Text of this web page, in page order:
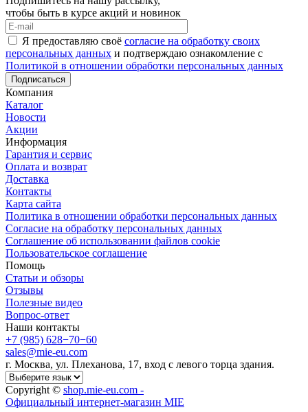
чтобы быть в курсе акций и новинок
Я предоставляю своё согласие на обработку своих
персональных данных и подтверждаю ознакомление с
Политикой в отношении обработки персональных данных
Подписаться
Компания
Каталог
Новости
Акции
Информация
Гарантия и сервис
Оплата и возврат
Доставка
Контакты
Карта сайта
Политика в отношении обработки персональных данных
Cогласие на обработку персональных данных
Cоглашение об использовании файлов cookie
Пользовательское соглашение
Помощь
Статьи и обзоры
Отзывы
Полезные видео
Вопрос-ответ
Наши контакты
+7 (985) 628−70−60
sales@mie-eu.com
г. Москва, ул. Плеханова, 17, вход с левого торца здания.
Copyright © shop.mie-eu.com -
Официальный интернет-магазин MIE